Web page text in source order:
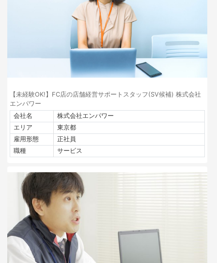
【未経験OK!】FC店の店舗経営サポートスタッフ(SV候補) 株式会社
エンパワー
会社名
株式会社エンパワー
エリア
東京都
雇用形態
正社員
職種
サービス